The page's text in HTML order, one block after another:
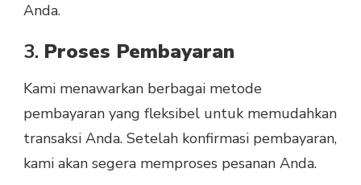
Anda.
3. Proses Pembayaran
Kami menawarkan berbagai metode
pembayaran yang fleksibel untuk memudahkan
transaksi Anda. Setelah konfirmasi pembayaran,
kami akan segera memproses pesanan Anda.